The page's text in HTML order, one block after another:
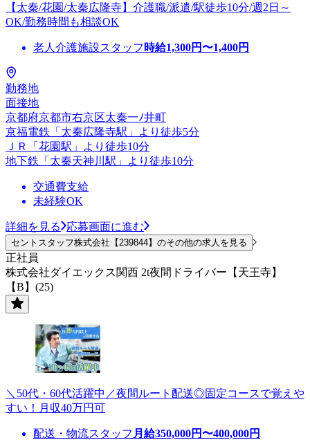
【太秦/花園/太秦広隆寺】介護職/派遣/駅徒歩10分/週2日～
OK/勤務時間も相談OK
老人介護施設スタッフ 時給1,300円〜1,400円
勤務地
面接地
京都府京都市右京区太秦一ﾉ井町
京福電鉄「太秦広隆寺駅」より徒歩5分
ＪＲ「花園駅」より徒歩10分
地下鉄「太秦天神川駅」より徒歩10分
交通費支給
未経験OK
詳細を見る 応募画面に進む
セントスタッフ株式会社【239844】のその他の求人を見る
正社員
株式会社ダイエックス関西 2t夜間ドライバー【天王寺】
【B】(25)
＼50代・60代活躍中／夜間ルート配送◎固定コースで覚えや
すい！月収40万円可
配送・物流スタッフ 月給350,000円〜400,000円